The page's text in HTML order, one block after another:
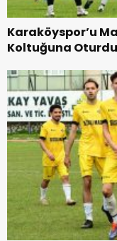
Karaköyspor’u
Koltuğuna Oturdu